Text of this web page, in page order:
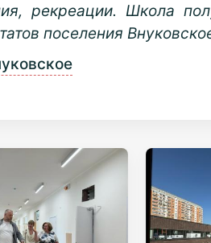
рекреации. Школа
поселения